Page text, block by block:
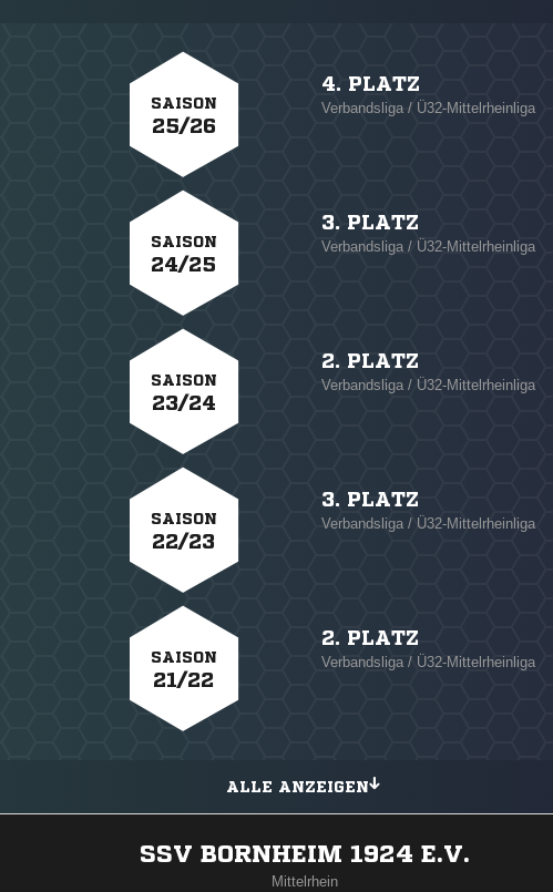
SAISON
25/26
4. PLATZ
Verbandsliga / Ü32-Mittelrheinliga
SAISON
24/25
3. PLATZ
Verbandsliga / Ü32-Mittelrheinliga
SAISON
23/24
2. PLATZ
Verbandsliga / Ü32-Mittelrheinliga
SAISON
22/23
3. PLATZ
Verbandsliga / Ü32-Mittelrheinliga
SAISON
21/22
2. PLATZ
Verbandsliga / Ü32-Mittelrheinliga
ALLE ANZEIGEN
SSV BORNHEIM 1924 E.V.
Mittelrhein